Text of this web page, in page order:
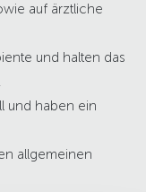
auf ärztliche
und halten das
und haben ein
allgemeinen